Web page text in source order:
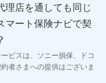
法人向けASPサー
様に有用なお知らせ
理店を通しても同じ
マート保険ナビで契
ビスは、ソニー損保、ドコ
者さまへの提供はございま